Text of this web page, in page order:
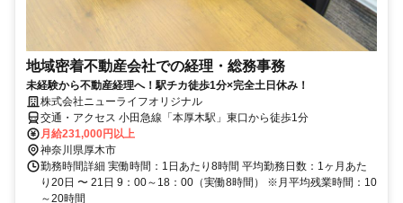
地域密着不動産会社での経理・総務事務
未経験から不動産経理へ！駅チカ徒歩1分×完全土日休み！
株式会社ニューライフオリジナル
交通・アクセス 小田急線「本厚木駅」東口から徒歩1分
月給231,000円以上
神奈川県厚木市
勤務時間詳細 実働時間：1日あたり8時間 平均勤務日数：1ヶ月あた
り20日 〜 21日 9：00～18：00（実働8時間） ※月平均残業時間：10
～20時間